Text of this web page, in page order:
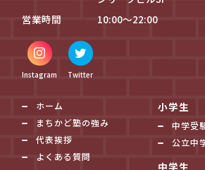
営業時間
10:00～22:00
Instagram Twitter
ホーム
まちかど塾の強み
代表挨拶
よくある質問
小学生
中学受
公立中
中学生